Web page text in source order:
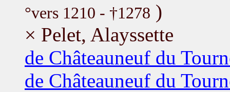
°vers 1210 - †1278 )
× Pelet, Alayssette
de Châteauneuf du
de Châteauneuf du